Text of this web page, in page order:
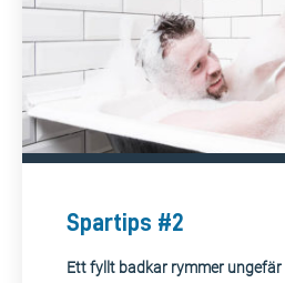
Spartips #2
Ett fyllt badkar rymmer ungefär